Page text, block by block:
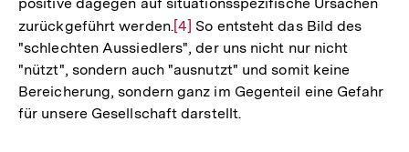
zurückgeführt werden.Zur
Auflösung
der
Fußnote
[4] So entsteht das Bild des
"schlechten Aussiedlers", der uns nicht nur nicht
"nützt", sondern auch "ausnutzt" und somit keine
Bereicherung, sondern ganz im Gegenteil eine Gefahr
für unsere Gesellschaft darstellt.